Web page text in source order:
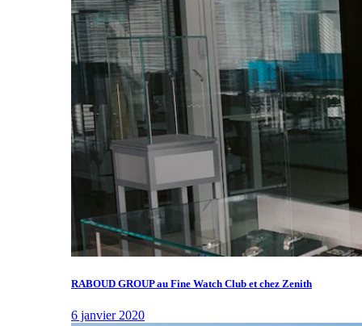
RABOUD GROUP au Fine Watch Club et chez Zenith
6 janvier 2020